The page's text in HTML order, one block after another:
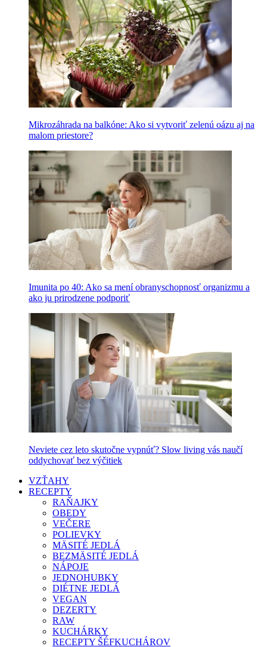
Mikrozáhrada na balkóne: Ako si vytvoriť zelenú oázu aj na
malom priestore?
Imunita po 40: Ako sa mení obranyschopnosť organizmu a
ako ju prirodzene podporiť
Neviete cez leto skutočne vypnúť? Slow living vás naučí
oddychovať bez výčitiek
VZŤAHY
RECEPTY
RAŇAJKY
OBEDY
VEČERE
POLIEVKY
MÄSITÉ JEDLÁ
BEZMÄSITÉ JEDLÁ
NÁPOJE
JEDNOHUBKY
DIÉTNE JEDLÁ
VEGAN
DEZERTY
RAW
KUCHÁRKY
RECEPTY ŠÉFKUCHÁROV